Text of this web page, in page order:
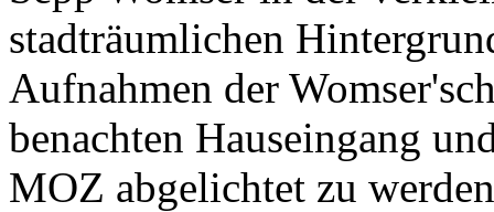
stadträumlichen
Aufnahmen der
benachten Hauseingang
MOZ abgelichtet zu